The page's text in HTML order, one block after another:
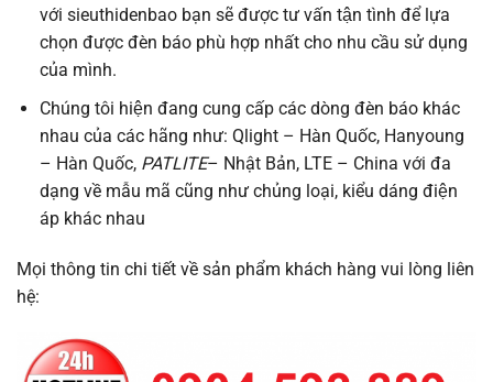
với sieuthidenbao bạn sẽ được tư vấn tận tình để lựa
chọn được đèn báo phù hợp nhất cho nhu cầu sử dụng
của mình.
Chúng tôi hiện đang cung cấp các dòng đèn báo khác
nhau của các hãng như: Qlight – Hàn Quốc, Hanyoung
– Hàn Quốc, PATLITE– Nhật Bản, LTE – China với đa
dạng về mẫu mã cũng như chủng loại, kiểu dáng điện
áp khác nhau
Mọi thông tin chi tiết về sản phẩm khách hàng vui lòng liên
hệ: